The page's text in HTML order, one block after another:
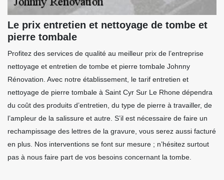
Le prix entretien et nettoyage de tombe et
pierre tombale
Profitez des services de qualité au meilleur prix de l’entreprise
nettoyage et entretien de tombe et pierre tombale Johnny
Rénovation. Avec notre établissement, le tarif entretien et
nettoyage de pierre tombale à Saint Cyr Sur Le Rhone dépendra
du coût des produits d’entretien, du type de pierre à travailler, de
l’ampleur de la salissure et autre. S’il est nécessaire de faire un
rechampissage des lettres de la gravure, vous serez aussi facturé
en plus. Nos interventions se font sur mesure ; n’hésitez surtout
pas à nous faire part de vos besoins concernant la tombe.